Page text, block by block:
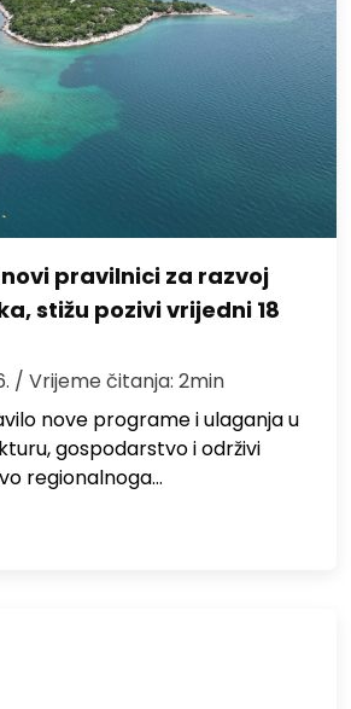
pravilnici za razvoj
stižu pozivi vrijedni 18
/ Vrijeme čitanja: 2min
nove programe i ulaganja u
gospodarstvo i održivi
regionalnoga…